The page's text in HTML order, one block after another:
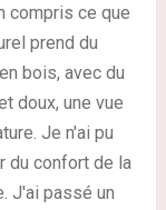
compris ce que
prend du
bois, avec du
doux, une vue
Je n'ai pu
du confort de la
J'ai passé un